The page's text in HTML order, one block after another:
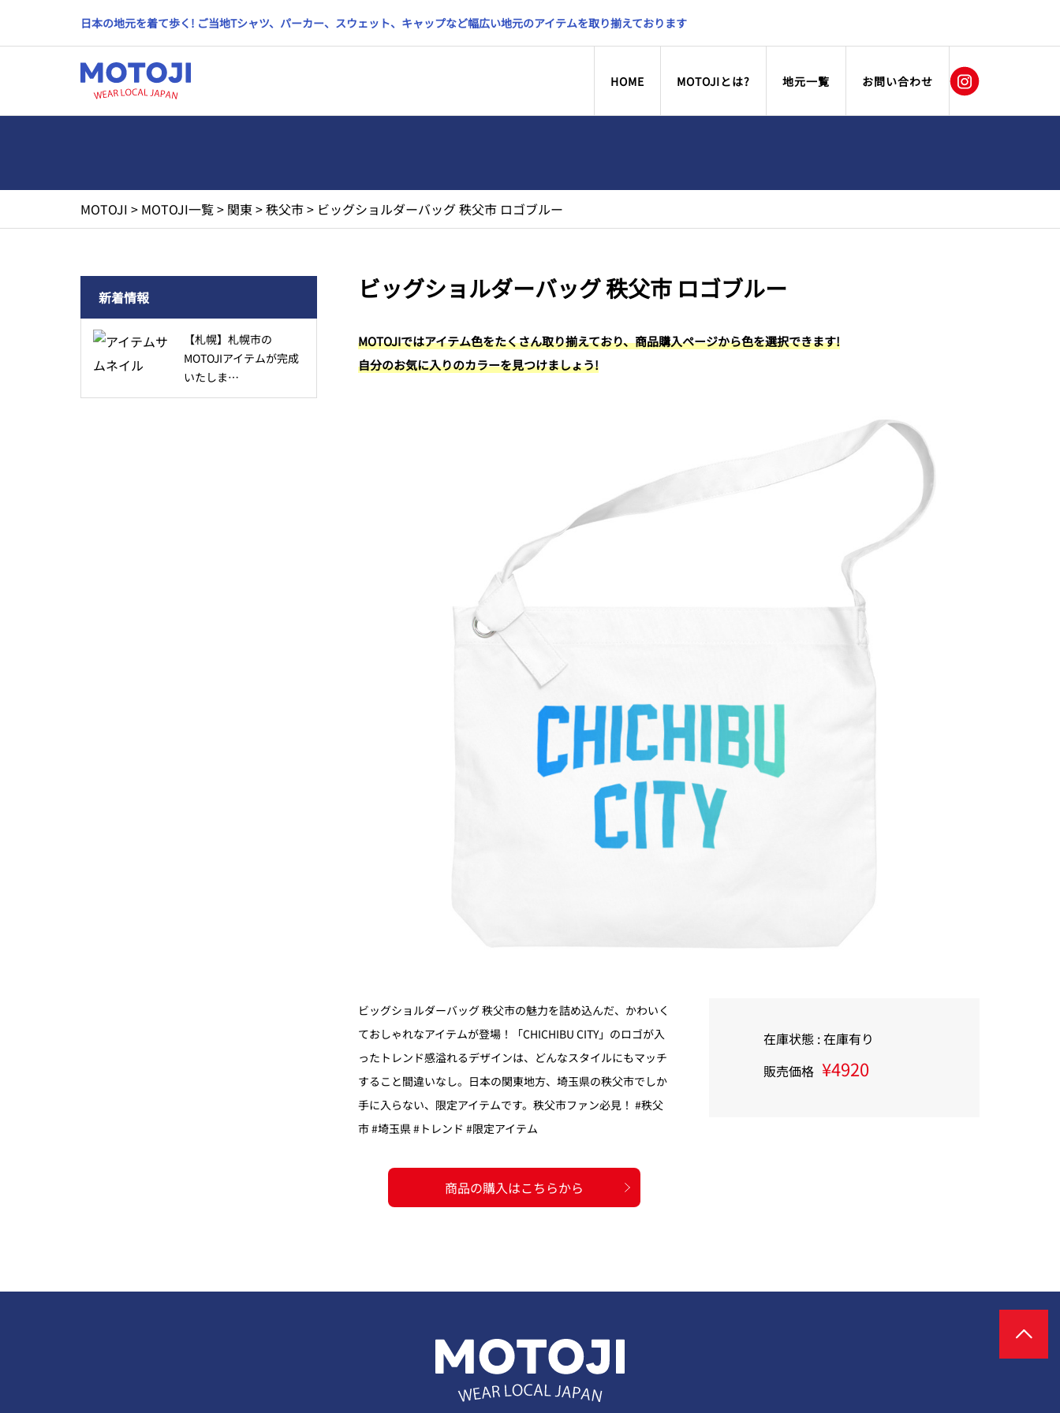
日本の地元を着て歩く! ご当地Tシャツ、パーカー、スウェット、キャップなど幅広い地元のアイテムを取り揃えております
HOME MOTOJIとは? 地元一覧 お問い合わせ
MOTOJI > MOTOJI一覧> 関東 >秩父市> ビッグショルダーバッグ 秩父市 ロゴブルー
新着情報
【札幌】札幌市の
MOTOJIアイテムが完成
いたしま…
ビッグショルダーバッグ 秩父市 ロゴブルー
MOTOJIではアイテム色をたくさん取り揃えており、商品購入ページから色を選択できます!
自分のお気に入りのカラーを見つけましょう!
ビッグショルダーバッグ 秩父市の魅力を詰め込んだ、かわいく
ておしゃれなアイテムが登場！「CHICHIBU CITY」のロゴが入
ったトレンド感溢れるデザインは、どんなスタイルにもマッチ
すること間違いなし。日本の関東地方、埼玉県の秩父市でしか
手に入らない、限定アイテムです。秩父市ファン必見！ #秩父
市 #埼玉県 #トレンド #限定アイテム
商品の購入はこちらから
在庫状態 : 在庫有り
販売価格 ¥4920